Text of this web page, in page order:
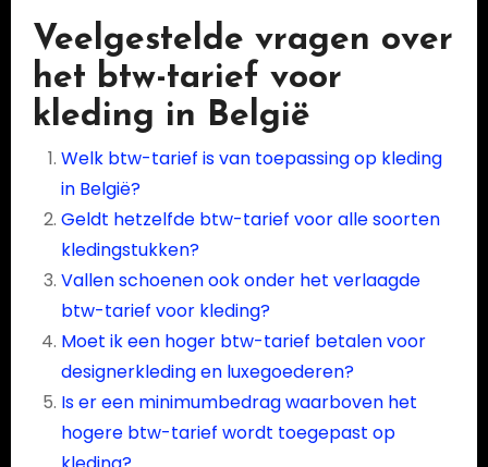
Veelgestelde vragen over
het btw-tarief voor
kleding in België
Welk btw-tarief is van toepassing op kleding
in België?
Geldt hetzelfde btw-tarief voor alle soorten
kledingstukken?
Vallen schoenen ook onder het verlaagde
btw-tarief voor kleding?
Moet ik een hoger btw-tarief betalen voor
designerkleding en luxegoederen?
Is er een minimumbedrag waarboven het
hogere btw-tarief wordt toegepast op